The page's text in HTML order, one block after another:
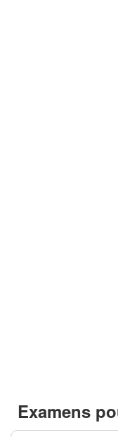
Examens